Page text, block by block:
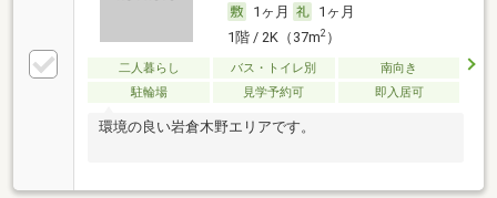
1ヶ月
1ヶ月
1階 / 2K（37m2）
二人暮らし バス・トイレ別
南向き
駐輪場
見学予約可 即入居可
環境の良い岩倉木野エリアです。